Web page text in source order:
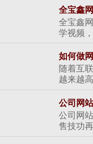
全宝鑫
全宝鑫
学视频
如何做
随着互
越来越
公司网
公司网
售技功